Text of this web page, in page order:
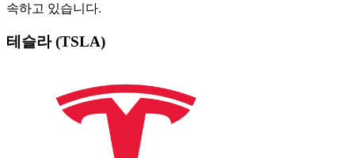
속하고 있습니다.
테슬라 (TSLA)